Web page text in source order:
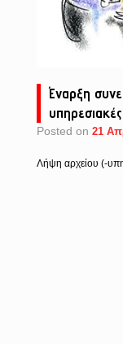
Έναρξη
Posted on 21
Λήψη αρχείου (-